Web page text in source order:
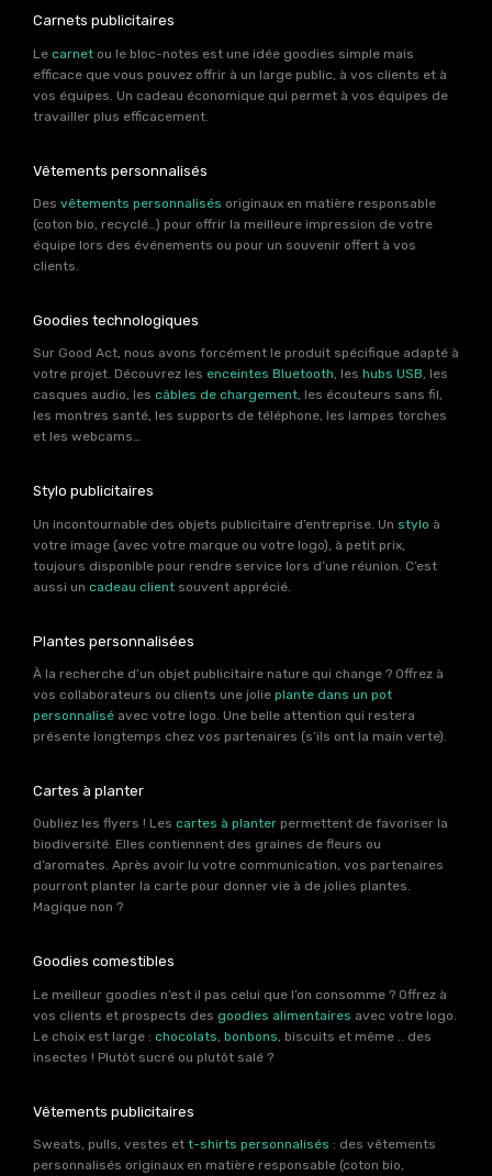
Carnets publicitaires
Le carnet ou le bloc-notes est une idée goodies simple mais
efficace que vous pouvez offrir à un large public, à vos clients et à
vos équipes. Un cadeau économique qui permet à vos équipes de
travailler plus efficacement.
Vêtements personnalisés
Des vêtements personnalisés originaux en matière responsable
(coton bio, recyclé…) pour offrir la meilleure impression de votre
équipe lors des événements ou pour un souvenir offert à vos
clients.
Goodies technologiques
Sur Good Act, nous avons forcément le produit spécifique adapté à
votre projet. Découvrez les enceintes Bluetooth, les hubs USB, les
casques audio, les câbles de chargement, les écouteurs sans fil,
les montres santé, les supports de téléphone, les lampes torches
et les webcams…
Stylo publicitaires
Un incontournable des objets publicitaire d’entreprise. Un stylo à
votre image (avec votre marque ou votre logo), à petit prix,
toujours disponible pour rendre service lors d’une réunion. C’est
aussi un cadeau client souvent apprécié.
Plantes personnalisées
À la recherche d’un objet publicitaire nature qui change ? Offrez à
vos collaborateurs ou clients une jolie plante dans un pot
personnalisé avec votre logo. Une belle attention qui restera
présente longtemps chez vos partenaires (s’ils ont la main verte).
Cartes à planter
Oubliez les flyers ! Les cartes à planter permettent de favoriser la
biodiversité. Elles contiennent des graines de fleurs ou
d’aromates. Après avoir lu votre communication, vos partenaires
pourront planter la carte pour donner vie à de jolies plantes.
Magique non ?
Goodies comestibles
Le meilleur goodies n’est il pas celui que l’on consomme ? Offrez à
vos clients et prospects des goodies alimentaires avec votre logo.
Le choix est large : chocolats, bonbons, biscuits et même .. des
insectes ! Plutôt sucré ou plutôt salé ?
Vêtements publicitaires
Sweats, pulls, vestes et t-shirts personnalisés : des vêtements
personnalisés originaux en matière responsable (coton bio,